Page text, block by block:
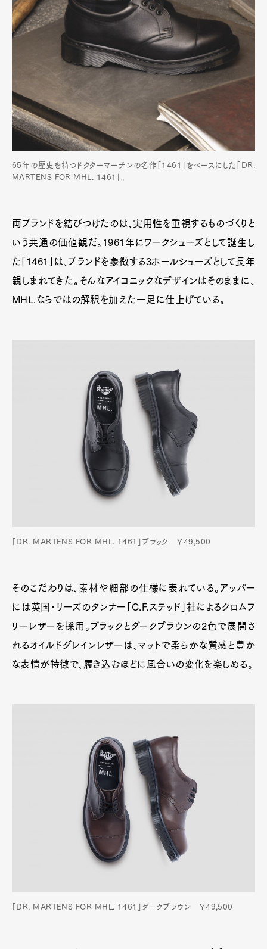
Art&Design WatchFashion
GourmetCars
Product CultureLifestyle
Pen Membership
Magazine
Official Columnist
About
65年の歴史を持つドクターマーチンの名作「1461」をベースにした「DR.
MARTENS FOR MHL. 1461」。
両ブランドを結びつけたのは、実用性を重視するものづくりと
いう共通の価値観だ。1961年にワークシューズとして誕生し
た「1461」は、ブランドを象徴する3ホールシューズとして長年
親しまれてきた。そんなアイコニックなデザインはそのままに、
MHL.ならではの解釈を加えた一足に仕上げている。
「DR. MARTENS FOR MHL. 1461」ブラック ￥49,500
そのこだわりは、素材や細部の仕様に表れている。アッパー
には英国・リーズのタンナー「C.F.ステッド」社によるクロムフ
リーレザーを採用。ブラックとダークブラウンの2色で展開さ
れるオイルドグレインレザーは、マットで柔らかな質感と豊か
な表情が特徴で、履き込むほどに風合いの変化を楽しめる。
「DR. MARTENS FOR MHL. 1461」ダークブラウン ￥49,500